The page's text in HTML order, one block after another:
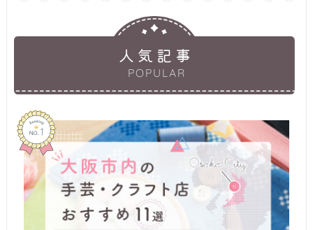
人気記事
POPULAR